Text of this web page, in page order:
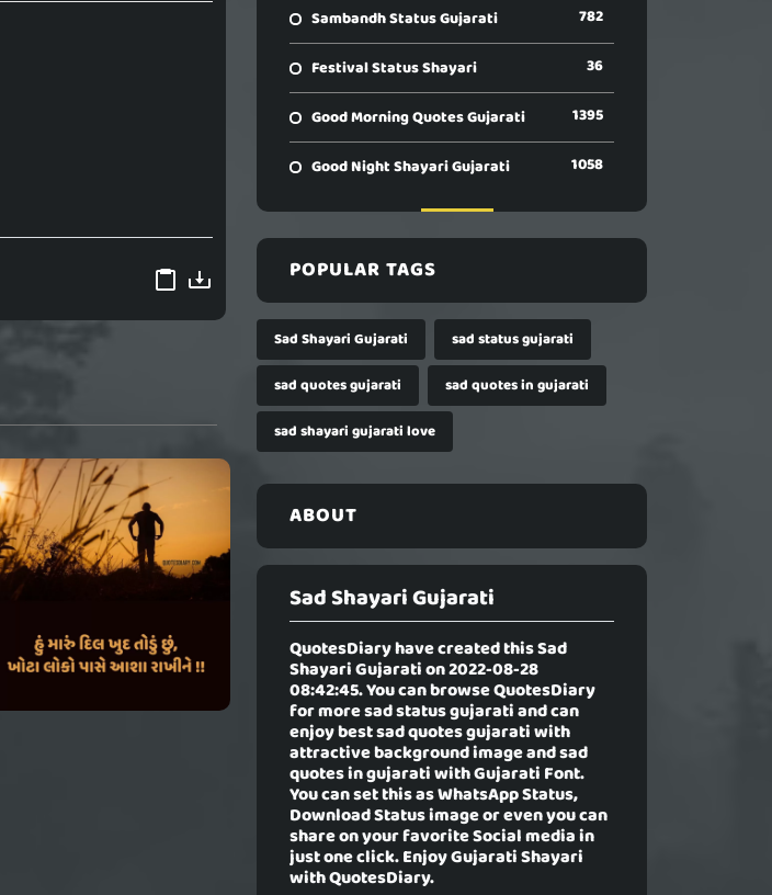
Sambandh Status Gujarati 782
Festival Status Shayari 36
Good Morning Quotes Gujarati 1395
Good Night Shayari Gujarati 1058
POPULAR TAGS
Sad Shayari Gujarati
sad status gujarati
sad quotes gujarati
sad quotes in gujarati
sad shayari gujarati love
ABOUT
Sad Shayari Gujarati
QuotesDiary have created thisSad
Shayari Gujaration 2022-08-28
08:42:45. You can browse QuotesDiary
for more sad status gujarati and can
enjoy best sad quotes gujarati with
attractive background image and sad
quotes in gujarati with Gujarati Font.
You can set this as WhatsApp Status,
Download Status image or even you can
share on your favorite Social media in
just one click. Enjoy Gujarati Shayari
with QuotesDiary.